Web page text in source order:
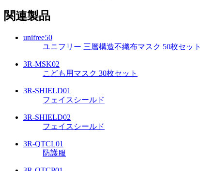
関連製品
unifree50
ユニフリー 三層構造不織布マスク 50枚セット
3R-MSK02
こども用マスク 30枚セット
3R-SHIELD01
フェイスシールド
3R-SHIELD02
フェイスシールド
3R-QTCL01
防護服